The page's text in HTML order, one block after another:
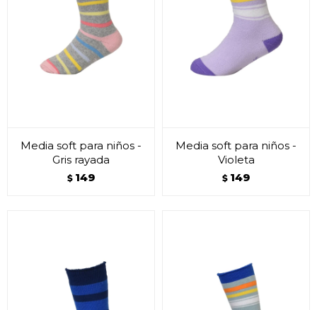
Media soft para niños -
Gris rayada
$ 149
Media soft para niños -
Violeta
$ 149